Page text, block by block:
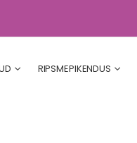
RIPSMEPIKENDUS